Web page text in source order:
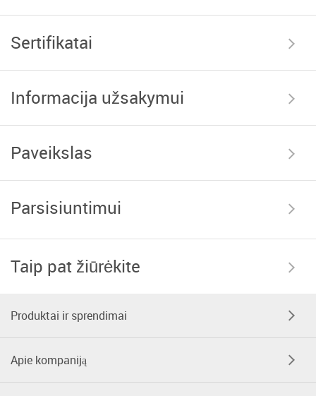
Sertifikatai
Informacija užsakymui
Paveikslas
Parsisiuntimui
Taip pat žiūrėkite
Produktai ir sprendimai
Apie kompaniją